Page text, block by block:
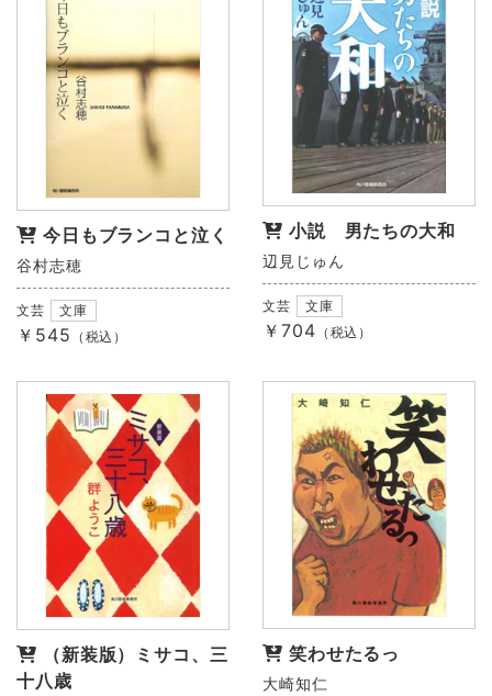
今日もブランコと泣く
谷村志穂
文芸 文庫
￥545 （税込）
小説 男たちの大和
辺見じゅん
文芸 文庫
￥704 （税込）
（新装版）ミサコ、三
十八歳
笑わせたるっ
大崎知仁